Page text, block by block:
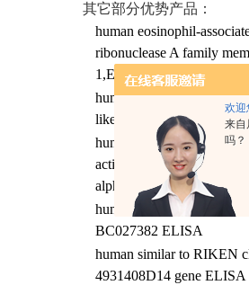
欢迎
来自
吗？
其它部分优势产品：
human eosinophil-
ribonuclease A family
1,EAR1 ELISA
human mixed lineage
like,MLKL ELISA
human peroxisome
activated receptor gama
alpha,PPARGC1 ELISA
human similar to cDNA
BC027382 ELISA
human similar to RIKEN
4931408D14 gene ELISA